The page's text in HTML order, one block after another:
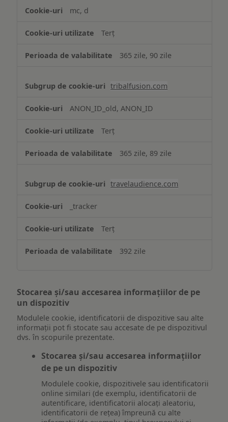
mc, d
Terț
365 zile, 90 zile
tribalfusion.com
ANON_ID_old, ANON_ID
Terț
365 zile, 89 zile
travelaudience.com
_tracker
Terț
392 zile
Stocarea și/sau accesarea informațiilor de pe
un dispozitiv
Modulele cookie, identificatorii de dispozitive sau alte
informații pot fi stocate sau accesate de pe dispozitivul
dvs. în scopurile prezentate.
Stocarea și/sau accesarea informațiilor
de pe un dispozitiv
Modulele cookie, dispozitivele sau identificatorii
online similari (de exemplu, identificatorii de
autentificare, identificatorii alocați aleatoriu,
identificatorii de rețea) împreună cu alte